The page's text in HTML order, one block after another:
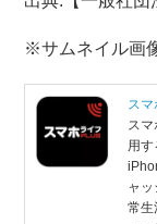
※サムネイル画
ス
ス
用す
ャ
常生